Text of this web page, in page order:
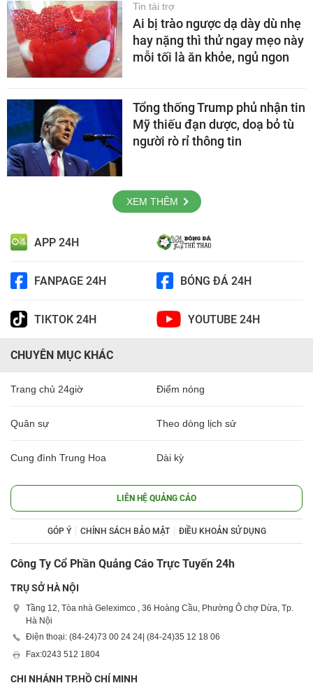
Tin tài trợ
Ai bị trào ngược dạ dày dù nhẹ
hay nặng thì thử ngay mẹo này
mỗi tối là ăn khỏe, ngủ ngon
Tổng thống Trump phủ nhận tin
Mỹ thiếu đạn dược, doạ bỏ tù
người rò rỉ thông tin
XEM THÊM
APP 24H
FANPAGE 24H BÓNG ĐÁ 24H
TIKTOK 24H YOUTUBE 24H
CHUYÊN MỤC KHÁC
Trang chủ 24giờ Điểm nóng
Quân sự Theo dòng lịch sử
Cung đình Trung Hoa Dài kỳ
LIÊN HỆ QUẢNG CÁO
GÓP Ý CHÍNH SÁCH BẢO MẬT ĐIỀU KHOẢN SỬ DỤNG
Công Ty Cổ Phần Quảng Cáo Trực Tuyến 24h
TRỤ SỞ HÀ NỘI
Tầng 12, Tòa nhà Geleximco , 36 Hoàng Cầu, Phường Ô chợ Dừa, Tp.
Hà Nội
Điện thoại: (84-24)73 00 24 24 | (84-24)35 12 18 06
Fax:0243 512 1804
CHI NHÁNH TP.HỒ CHÍ MINH